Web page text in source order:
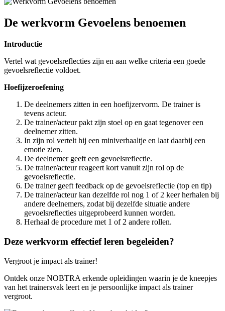
De werkvorm Gevoelens benoemen
Introductie
Vertel wat gevoelsreflecties zijn en aan welke criteria een goede
gevoelsreflectie voldoet.
Hoefijzeroefening
De deelnemers zitten in een hoefijzervorm. De trainer is
tevens acteur.
De trainer/acteur pakt zijn stoel op en gaat tegenover een
deelnemer zitten.
In zijn rol vertelt hij een miniverhaaltje en laat daarbij een
emotie zien.
De deelnemer geeft een gevoelsreflectie.
De trainer/acteur reageert kort vanuit zijn rol op de
gevoelsreflectie.
De trainer geeft feedback op de gevoelsreflectie (top en tip)
De trainer/acteur kan dezelfde rol nog 1 of 2 keer herhalen bij
andere deelnemers, zodat bij dezelfde situatie andere
gevoelsreflecties uitgeprobeerd kunnen worden.
Herhaal de procedure met 1 of 2 andere rollen.
Deze werkvorm effectief leren begeleiden?
Vergroot je impact als trainer!
Ontdek onze NOBTRA erkende opleidingen waarin je de kneepjes
van het trainersvak leert en je persoonlijke impact als trainer
vergroot.